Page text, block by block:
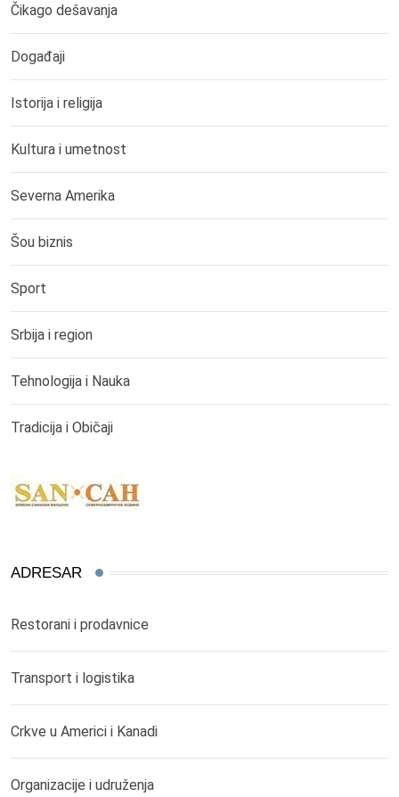
Čikago dešavanja
Događaji
Istorija i religija
Kultura i umetnost
Severna Amerika
Šou biznis
Sport
Srbija i region
Tehnologija i Nauka
Tradicija i Običaji
ADRESAR
Restorani i prodavnice
Transport i logistika
Crkve u Americi i Kanadi
Organizacije i udruženja